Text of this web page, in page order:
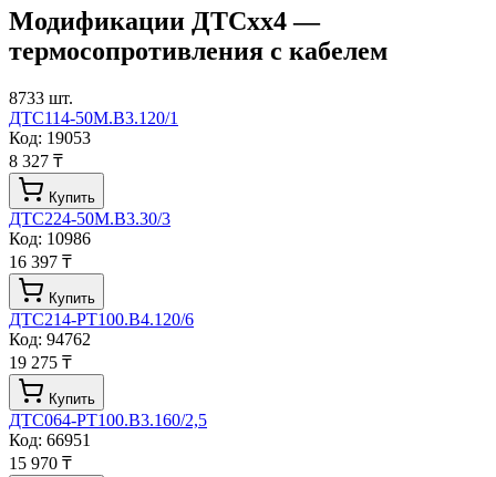
Модификации ДТСхх4 —
термосопротивления с кабелем
8733 шт.
ДТС114-50М.В3.120/1
Код: 19053
8 327 ₸
Купить
ДТС224-50М.В3.30/3
Код: 10986
16 397 ₸
Купить
ДТС214-РТ100.В4.120/6
Код: 94762
19 275 ₸
Купить
ДТС064-РТ100.В3.160/2,5
Код: 66951
15 970 ₸